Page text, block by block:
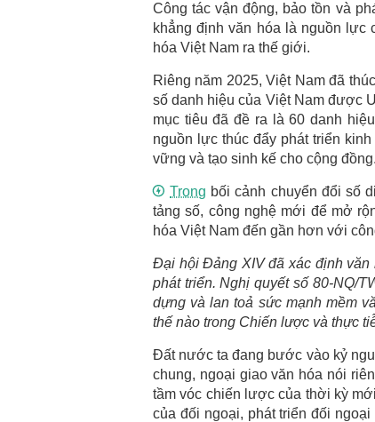
Công tác vận động, bảo tồn và
khẳng định văn hóa là nguồn lực
hóa Việt Nam ra thế giới.
Riêng năm 2025, Việt Nam đã
số danh hiệu của Việt Nam được
mục tiêu đã đề ra là 60 danh
nguồn lực thúc đẩy phát triển
vững và tạo sinh kế cho cộng đồng.
Trong bối cảnh chuyển đổi số
tảng số, công nghệ mới để mở
hóa Việt Nam đến gần hơn với
Đại hội Đảng XIV đã xác định văn
phát triển. Nghị quyết số 80-NQ/
dựng và lan toả sức mạnh mềm
thế nào trong Chiến lược và thực
Đất nước ta đang bước vào kỷ
chung, ngoại giao văn hóa nói
tầm vóc chiến lược của thời kỳ
của đối ngoại, phát triển đối